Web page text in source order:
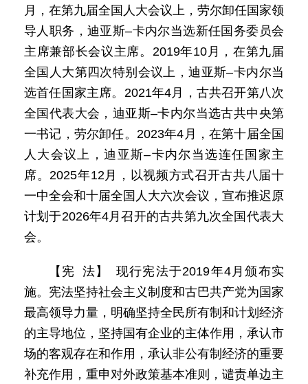
月，在第九届全国人大会议上，劳尔卸任国家领
导人职务，迪亚斯–卡内尔当选新任国务委员会
主席兼部长会议主席。2019年10月，在第九届
全国人大第四次特别会议上，迪亚斯–卡内尔当
选首任国家主席。2021年4月，古共召开第八次
全国代表大会，迪亚斯–卡内尔当选古共中央第
一书记，劳尔卸任。2023年4月，在第十届全国
人大会议上，迪亚斯–卡内尔当选连任国家主
席。2025年12月，以视频方式召开古共八届十
一中全会和十届全国人大六次会议，宣布推迟原
计划于2026年4月召开的古共第九次全国代表大
会。
【宪 法】 现行宪法于2019年4月颁布实
施。宪法坚持社会主义制度和古巴共产党为国家
最高领导力量，明确坚持全民所有制和计划经济
的主导地位，坚持国有企业的主体作用，承认市
场的客观存在和作用，承认非公有制经济的重要
补充作用，重申对外政策基本准则，谴责单边主